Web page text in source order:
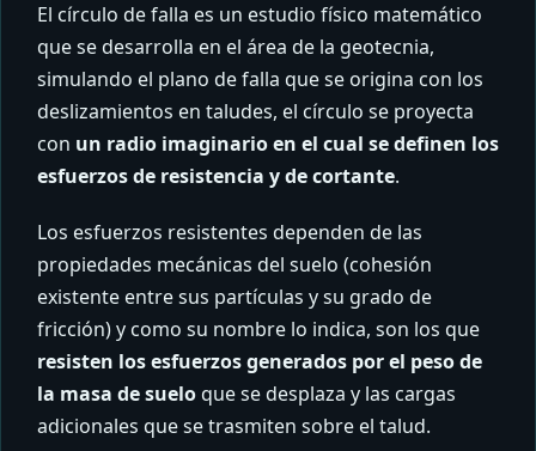
El círculo de falla es un estudio físico matemático
que se desarrolla en el área de la geotecnia,
simulando el plano de falla que se origina con los
deslizamientos en taludes, el círculo se proyecta
con un radio imaginario en el cual se definen los
esfuerzos de resistencia y de cortante.
Los esfuerzos resistentes dependen de las
propiedades mecánicas del suelo (cohesión
existente entre sus partículas y su grado de
fricción) y como su nombre lo indica, son los que
resisten los esfuerzos generados por el peso de
la masa de sueloque se desplaza y las cargas
adicionales que se trasmiten sobre el talud.